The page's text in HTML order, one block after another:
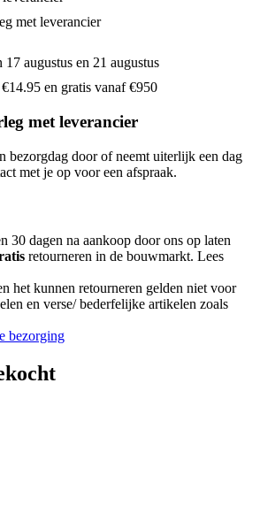
met leverancier
17 augustus en 21 augustus
en gratis vanaf €950
met leverancier
bezorgdag door of neemt uiterlijk een dag
met je op voor een afspraak.
30 dagen na aankoop door ons op laten
retourneren in de bouwmarkt. Lees
het kunnen retourneren gelden niet voor
en verse/ bederfelijke artikelen zoals
bezorging